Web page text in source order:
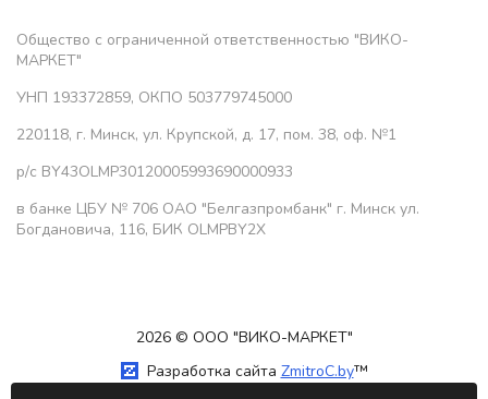
Общество с ограниченной ответственностью "ВИКО-
МАРКЕТ"
УНП 193372859, ОКПО 503779745000
220118, г. Минск, ул. Крупской, д. 17, пом. 38, оф. №1
р/с BY43OLMP30120005993690000933
в банке ЦБУ № 706 ОАО "Белгазпромбанк" г. Минск ул.
Богдановича, 116, БИК OLMPBY2X
2026 © ООО "ВИКО-МАРКЕТ"
Разработка сайта ZmitroC.by™